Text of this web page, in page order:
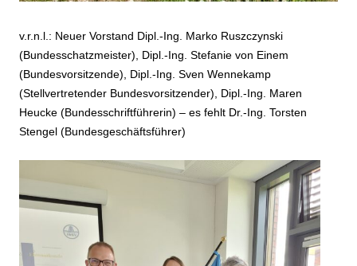
v.r.n.l.: Neuer Vorstand Dipl.-Ing. Marko Ruszczynski
(Bundesschatzmeister), Dipl.-Ing. Stefanie von Einem
(Bundesvorsitzende), Dipl.-Ing. Sven Wennekamp
(Stellvertretender Bundesvorsitzender), Dipl.-Ing. Maren
Heucke (Bundesschriftführerin) – es fehlt Dr.-Ing. Torsten
Stengel (Bundesgeschäftsführer)